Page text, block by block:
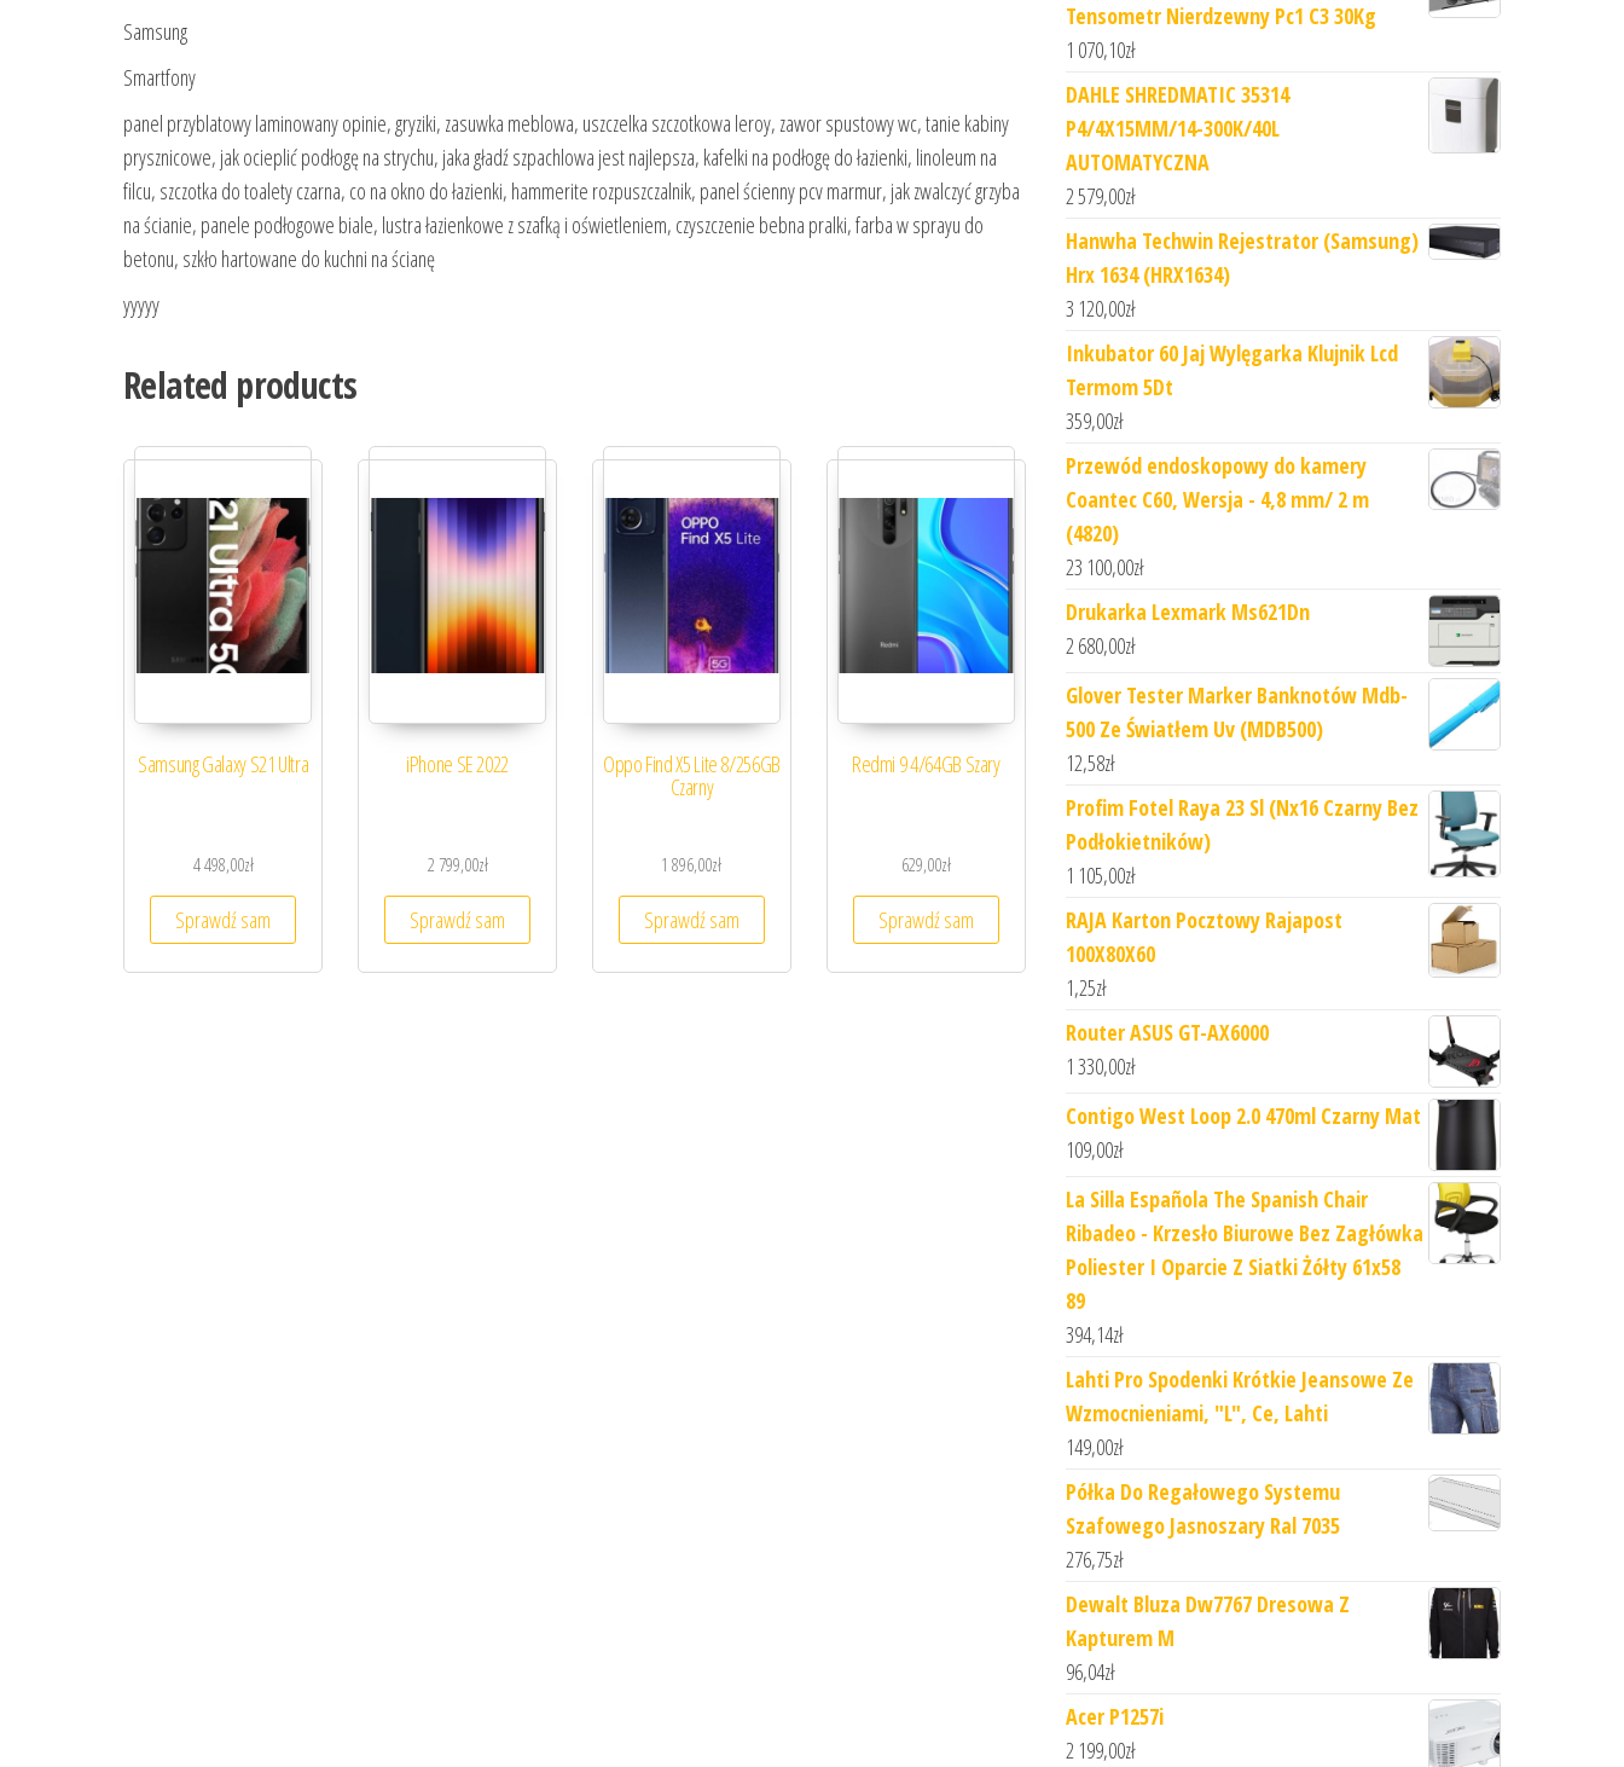
Samsung
Smartfony
panel przyblatowy laminowany opinie, gryziki, zasuwka meblowa, uszczelka szczotkowa leroy, zawor spustowy wc, tanie kabiny
prysznicowe, jak ocieplić podłogę na strychu, jaka gładź szpachlowa jest najlepsza, kafelki na podłogę do łazienki, linoleum na
filcu, szczotka do toalety czarna, co na okno do łazienki, hammerite rozpuszczalnik, panel ścienny pcv marmur, jak zwalczyć grzyba
na ścianie, panele podłogowe biale, lustra łazienkowe z szafką i oświetleniem, czyszczenie bebna pralki, farba w sprayu do
betonu, szkło hartowane do kuchni na ścianę
yyyyy
Related products
Samsung Galaxy S21 Ultra
4 498,00zł
Sprawdź sam
iPhone SE 2022
2 799,00zł
Sprawdź sam
Oppo Find X5 Lite 8/256GB
Czarny
1 896,00zł
Sprawdź sam
Redmi 9 4/64GB Szary
629,00zł
Sprawdź sam
Tensometr Nierdzewny Pc1 C3 30Kg
1 070,10zł
DAHLE SHREDMATIC 35314
P4/4X15MM/14-300K/40L
AUTOMATYCZNA
2 579,00zł
Hanwha Techwin Rejestrator (Samsung)
Hrx 1634 (HRX1634)
3 120,00zł
Inkubator 60 Jaj Wylęgarka Klujnik Lcd
Termom 5Dt
359,00zł
Przewód endoskopowy do kamery
Coantec C60, Wersja - 4,8 mm/ 2 m
(4820)
23 100,00zł
Drukarka Lexmark Ms621Dn
2 680,00zł
Glover Tester Marker Banknotów Mdb-
500 Ze Światłem Uv (MDB500)
12,58zł
Profim Fotel Raya 23 Sl (Nx16 Czarny Bez
Podłokietników)
1 105,00zł
RAJA Karton Pocztowy Rajapost
100X80X60
1,25zł
Router ASUS GT-AX6000
1 330,00zł
Contigo West Loop 2.0 470ml Czarny Mat
109,00zł
La Silla Española The Spanish Chair
Ribadeo - Krzesło Biurowe Bez Zagłówka
Poliester I Oparcie Z Siatki Żółty 61x58
89
394,14zł
Lahti Pro Spodenki Krótkie Jeansowe Ze
Wzmocnieniami, "L", Ce, Lahti
149,00zł
Półka Do Regałowego Systemu
Szafowego Jasnoszary Ral 7035
276,75zł
Dewalt Bluza Dw7767 Dresowa Z
Kapturem M
96,04zł
Acer P1257i
2 199,00zł